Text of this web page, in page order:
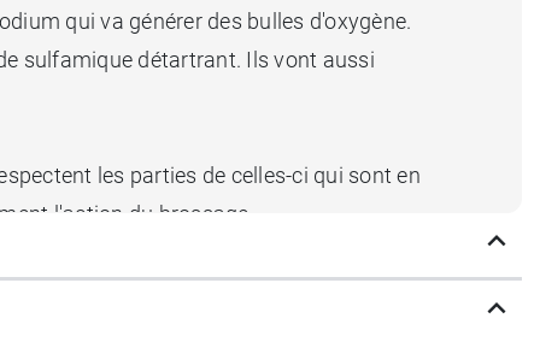
qui va générer des bulles d'oxygène.
sulfamique détartrant. Ils vont aussi
les parties de celles-ci qui sont en
l'action du brossage.